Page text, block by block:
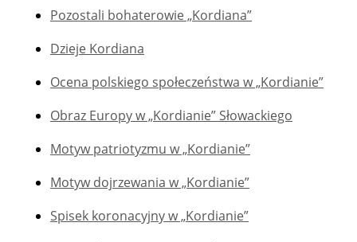
Pozostali bohaterowie „Kordiana”
Dzieje Kordiana
Ocena polskiego społeczeństwa w „Kordianie”
Obraz Europy w „Kordianie” Słowackiego
Motyw patriotyzmu w „Kordianie”
Motyw dojrzewania w „Kordianie”
Spisek koronacyjny w „Kordianie”